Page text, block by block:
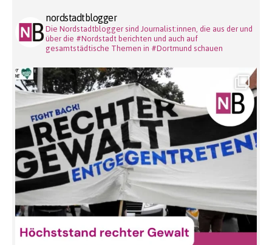
nordstadtblogger
Die Nordstadtblogger sind Journalist:innen, die aus der und
über die #Nordstadt berichten und auch auf
gesamtstädtische Themen in #Dortmund schauen